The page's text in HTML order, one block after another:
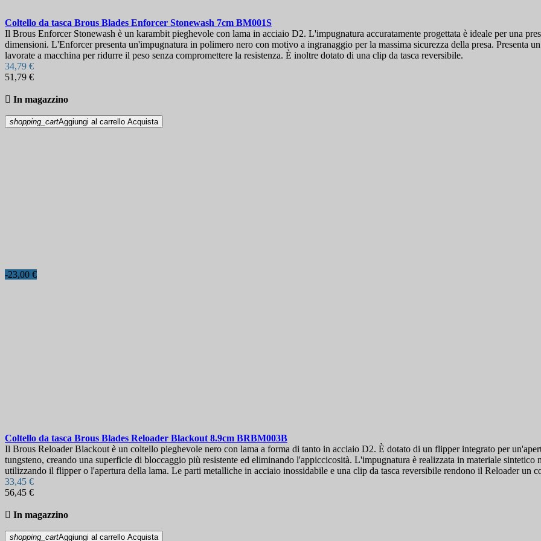
Coltello da tasca Brous Blades Enforcer Stonewash 7cm BM001S
Il Brous Enforcer Stonewash è un karambit pieghevole con lama in acciaio D2. L'impugnatura accuratamente progettata è ideale per una
dimensioni. L'Enforcer presenta un'impugnatura in polimero nero con motivo a ingranaggio per la massima sicurezza della presa. Presenta
lavorate a macchina per ridurre il peso senza compromettere la resistenza. È inoltre dotato di una clip da tasca reversibile.
34,79 €
51,79 €
 In magazzino
shopping_cartAggiungi al carrello Acquista
-23,00 €
Coltello da tasca Brous Blades Reloader Blackout 8.9cm BRBM003B
Il Brous Reloader Blackout è un coltello pieghevole nero con lama a forma di tanto in acciaio D2. È dotato di un flipper integrato per
tungsteno, creando una superficie di bloccaggio più resistente ed eliminando l'appiccicosità. L'impugnatura è realizzata in materiale
utilizzando il flipper o l'apertura della lama. Le parti metalliche in acciaio inossidabile e una clip da tasca reversibile rendono il Reloader un
33,45 €
56,45 €
 In magazzino
shopping_cartAggiungi al carrello Acquista